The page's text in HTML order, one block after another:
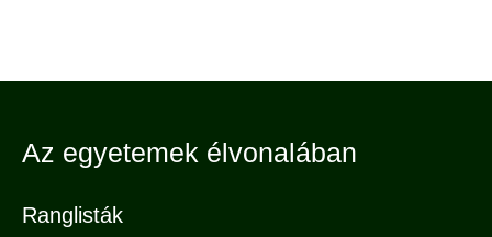
Az egyetemek élvonalában
Ranglisták